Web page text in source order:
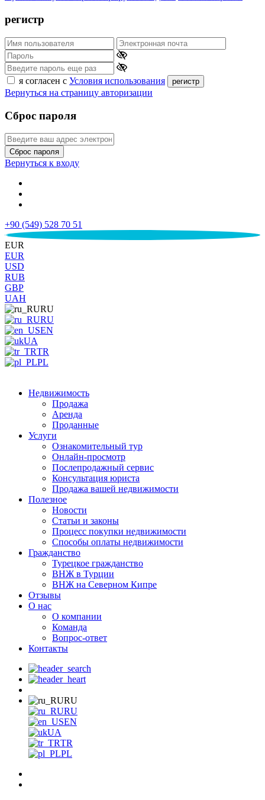
регистр
я согласен с Условия использования регистр
Вернуться на страницу авторизации
Сброс пароля
Сброс пароля
Вернуться к входу
+90 (549) 528 70 51
€
EUR
EUR
USD
RUB
GBP
UAH
RU
RU
EN
UA
TR
PL
Недвижимость
Продажа
Аренда
Проданные
Услуги
Ознакомительный тур
Онлайн-просмотр
Послепродажный сервис
Консультация юриста
Продажа вашей недвижимости
Полезное
Новости
Статьи и законы
Процесс покупки недвижимости
Способы оплаты недвижимости
Гражданство
Турецкое гражданство
ВНЖ в Турции
ВНЖ на Северном Кипре
Отзывы
О нас
О компании
Команда
Вопрос-ответ
Контакты
RU
RU
EN
UA
TR
PL